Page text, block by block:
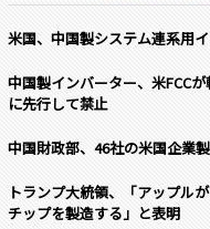
米国、中国製システム連系用
中国製インバーター、米FCC
に先行して禁止
中国財政部、46社の米国企業
トランプ大統領、「アップル
チップを製造する」と表明